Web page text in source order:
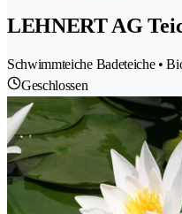
LEHNERT AG
Schwimmteiche Badeteiche •
Geschlossen